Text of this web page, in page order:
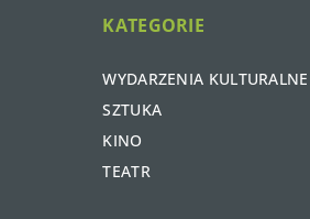
KATEGORIE
WYDARZENIA KULTURALNE
SZTUKA
KINO
TEATR